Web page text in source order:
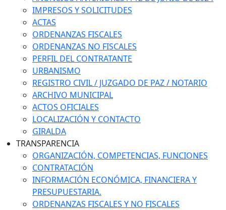
IMPRESOS Y SOLICITUDES
ACTAS
ORDENANZAS FISCALES
ORDENANZAS NO FISCALES
PERFIL DEL CONTRATANTE
URBANISMO
REGISTRO CIVIL / JUZGADO DE PAZ / NOTARIO
ARCHIVO MUNICIPAL
ACTOS OFICIALES
LOCALIZACIÓN Y CONTACTO
GIRALDA
TRANSPARENCIA
ORGANIZACIÓN, COMPETENCIAS, FUNCIONES
CONTRATACIÓN
INFORMACIÓN ECONÓMICA, FINANCIERA Y
PRESUPUESTARIA.
ORDENANZAS FISCALES Y NO FISCALES